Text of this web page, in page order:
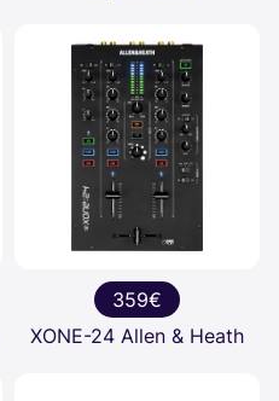
359€
XONE-24 Allen & Heath